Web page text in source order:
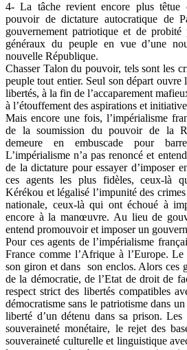
4- La tâche revient encore plus têtue
pouvoir de dictature autocratique de
gouvernement patriotique et de
généraux du peuple en vue d’une
nouvelle République.
Chasser Talon du pouvoir, tels sont les
peuple tout entier. Seul son départ ouvre
libertés, à la fin de l’accaparement
à l’étouffement des aspirations et
Mais encore une fois, l’impérialisme
de la soumission du pouvoir de la
demeure en embuscade pour
L’impérialisme n’a pas renoncé et
de la dictature pour essayer d’imposer
ces agents les plus fidèles, ceux-là
Kérékou et légalisé l’impunité des
nationale, ceux-là qui ont échoué à
encore à la manœuvre. Au lieu de
entend promouvoir et imposer un
Pour ces agents de l’impérialisme
France comme l’Afrique à l’Europe.
son giron et dans son enclos. Alors ces
de la démocratie, de l’Etat de droit de
respect strict des libertés compatibles
démocratisme sans le patriotisme dans
liberté d’un détenu dans sa prison. Les
souveraineté monétaire, le rejet des
souveraineté culturelle et linguistique